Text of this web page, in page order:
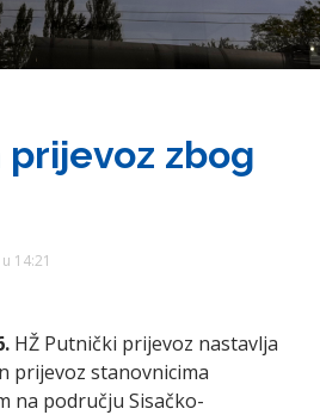
zbog
14:21
HŽ Putnički prijevoz nastavlja
prijevoz stanovnicima
na području Sisačko-